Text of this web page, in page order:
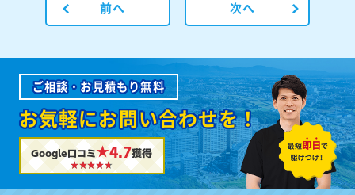
前へ 次へ
ご相談・お見積もり無料
お気軽にお問い合わせを！
Google口コミ★4.7獲得